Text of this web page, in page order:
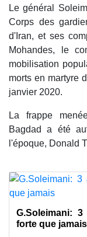
Le général
Corps des
d'Iran, et ses
Mohandes, le
mobilisation
morts en martyre
janvier 2020.
La frappe
Bagdad a été
l'époque, Donald
G.Soleimani:
forte que jamais